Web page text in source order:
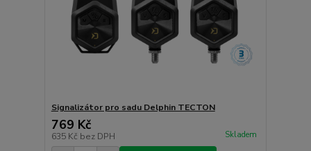
Signalizátor pro sadu Delphin TECTON
769 Kč
635 Kč bez DPH Skladem